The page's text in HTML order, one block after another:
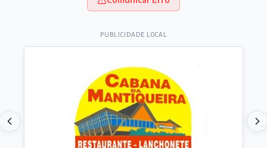
PUBLICIDADE LOCAL
Destaques do dia